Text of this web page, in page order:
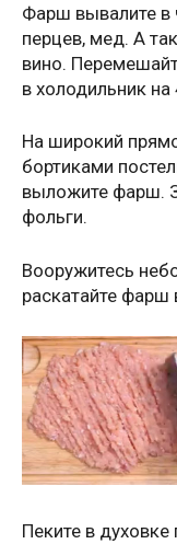
Фарш вывалите в
перцев, мед. А
вино.
в холодильник
На широкий
бортиками
выложите фарш.
фольги.
Вооружитесь
раскатайте фарш
Пеките в